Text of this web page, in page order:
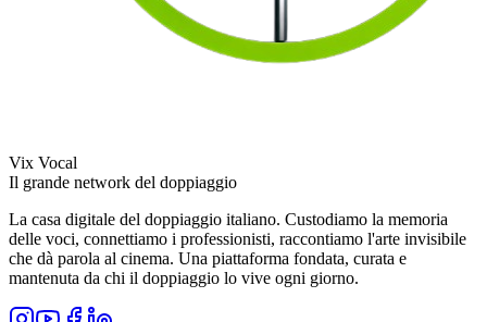
Vix Vocal
Il grande network del doppiaggio
La casa digitale del doppiaggio italiano. Custodiamo la memoria
delle voci, connettiamo i professionisti, raccontiamo l'arte invisibile
che dà parola al cinema. Una piattaforma fondata, curata e
mantenuta da chi il doppiaggio lo vive ogni giorno.